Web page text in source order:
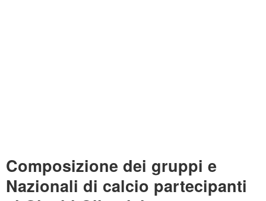
Composizione dei gruppi e
Nazionali di calcio partecipanti